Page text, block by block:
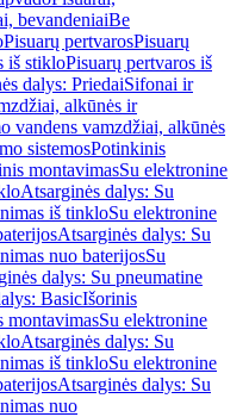
bevandeniaiBe
Pisuarų pertvarosPisuarų
iš stikloPisuarų pertvaros iš
dalys: PriedaiSifonai ir
alkūnės ir
vandens vamzdžiai, alkūnės
sistemosPotinkinis
montavimasSu elektronine
Atsarginės dalys: Su
iš tinkloSu elektronine
Atsarginės dalys: Su
nuo baterijosSu
dalys: Su pneumatine
BasicIšorinis
montavimasSu elektronine
Atsarginės dalys: Su
iš tinkloSu elektronine
Atsarginės dalys: Su
nuo